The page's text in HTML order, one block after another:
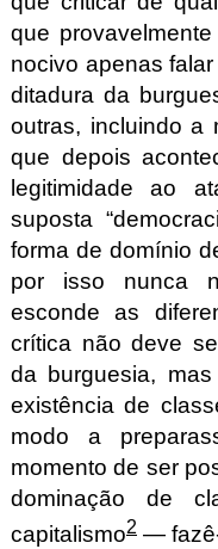
que
nocivo apenas
ditadura da
outras, incluindo a
que depois
legitimidade ao
suposta
forma de domínio
por isso nunca
esconde as
crítica não deve
da burguesia,
existência de
modo a
momento de ser
dominação de
capitalismo2 —